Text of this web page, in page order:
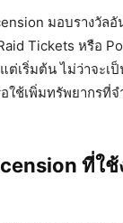
มอบรางวัล
Tickets หรือ
เริ่มต้น ไม่ว่าจะเ
ใช้เพิ่มทรัพยากรที่
ที่ใช้